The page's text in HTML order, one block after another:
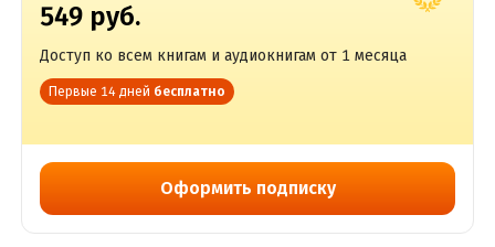
549 руб.
Доступ ко всем книгам и аудиокнигам от 1 месяца
Первые 14 дней бесплатно
Оформить подписку